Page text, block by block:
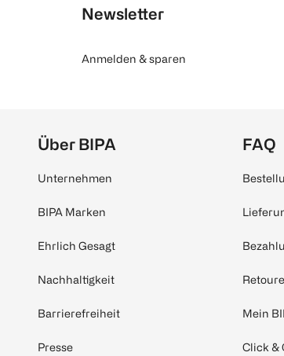
Newsletter
Anmelden & sparen
Über BIPA
Unternehmen
BIPA Marken
Ehrlich Gesagt
Nachhaltigkeit
Barrierefreiheit
Presse
FAQ
Retoure
Mein
Click &